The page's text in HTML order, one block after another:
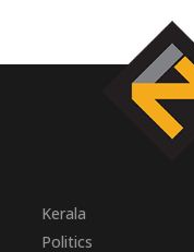
Kerala
Politics